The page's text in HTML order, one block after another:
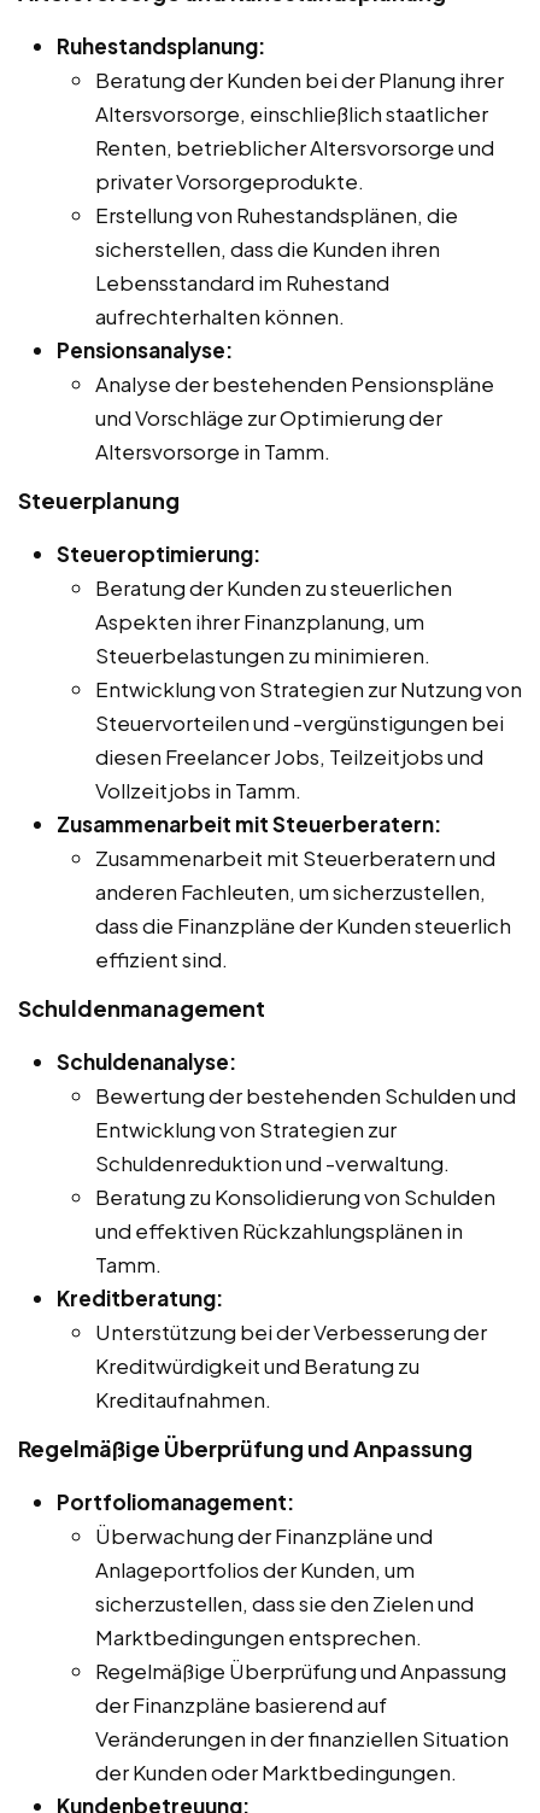
Ruhestandsplanung:
Beratung der Kunden bei der Planung ihrer
Altersvorsorge, einschließlich staatlicher
Renten, betrieblicher Altersvorsorge und
privater Vorsorgeprodukte.
Erstellung von Ruhestandsplänen, die
sicherstellen, dass die Kunden ihren
Lebensstandard im Ruhestand
aufrechterhalten können.
Pensionsanalyse:
Analyse der bestehenden Pensionspläne
und Vorschläge zur Optimierung der
Altersvorsorge in Tamm.
Steuerplanung
Steueroptimierung:
Beratung der Kunden zu steuerlichen
Aspekten ihrer Finanzplanung, um
Steuerbelastungen zu minimieren.
Entwicklung von Strategien zur Nutzung von
Steuervorteilen und -vergünstigungen bei
diesen Freelancer Jobs, Teilzeitjobs und
Vollzeitjobs in Tamm.
Zusammenarbeit mit Steuerberatern:
Zusammenarbeit mit Steuerberatern und
anderen Fachleuten, um sicherzustellen,
dass die Finanzpläne der Kunden steuerlich
effizient sind.
Schuldenmanagement
Schuldenanalyse:
Bewertung der bestehenden Schulden und
Entwicklung von Strategien zur
Schuldenreduktion und -verwaltung.
Beratung zu Konsolidierung von Schulden
und effektiven Rückzahlungsplänen in
Tamm.
Kreditberatung:
Unterstützung bei der Verbesserung der
Kreditwürdigkeit und Beratung zu
Kreditaufnahmen.
Regelmäßige Überprüfung und Anpassung
Portfoliomanagement:
Überwachung der Finanzpläne und
Anlageportfolios der Kunden, um
sicherzustellen, dass sie den Zielen und
Marktbedingungen entsprechen.
Regelmäßige Überprüfung und Anpassung
der Finanzpläne basierend auf
Veränderungen in der finanziellen Situation
der Kunden oder Marktbedingungen.
Kundenbetreuung: